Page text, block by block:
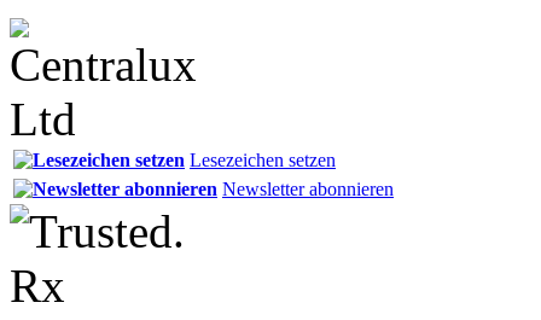
Lesezeichen setzen
Newsletter abonnieren